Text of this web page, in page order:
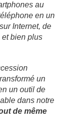
au
en un
Internet, de
et bien plus
un
un outil de
dans notre
de même